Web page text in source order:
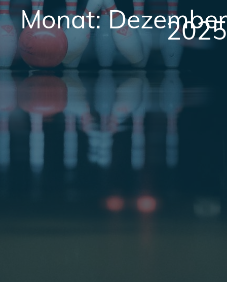
Monat:Dezember
2025